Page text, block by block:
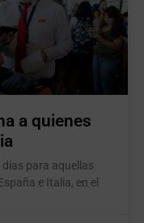
a quienes
para aquellas
e Italia, en el